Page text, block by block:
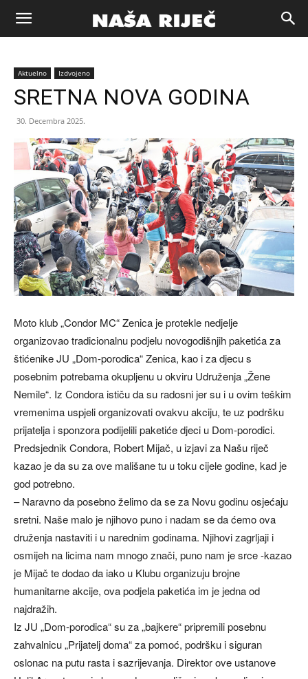
Naša
riječ
Zenica
Aktuelno Izdvojeno
SRETNA NOVA GODINA
30. Decembra 2025.
Moto klub „Condor MC“ Zenica je protekle nedjelje
organizovao tradicionalnu podjelu novogodišnjih paketića za
štićenike JU „Dom-porodica“ Zenica, kao i za djecu s
posebnim potrebama okupljenu u okviru Udruženja „Žene
Nemile“. Iz Condora ističu da su radosni jer su i u ovim teškim
vremenima uspjeli organizovati ovakvu akciju, te uz podršku
prijatelja i sponzora podijelili paketiće djeci u Dom-porodici.
Predsjednik Condora, Robert Mijač, u izjavi za Našu riječ
kazao je da su za ove mališane tu u toku cijele godine, kad je
god potrebno.
– Naravno da posebno želimo da se za Novu godinu osjećaju
sretni. Naše malo je njihovo puno i nadam se da ćemo ova
druženja nastaviti i u narednim godinama. Njihovi zagrljaji i
osmijeh na licima nam mnogo znači, puno nam je srce -kazao
je Mijač te dodao da iako u Klubu organizuju brojne
humanitarne akcije, ova podjela paketića im je jedna od
najdražih.
Iz JU „Dom-porodica“ su za „bajkere“ pripremili posebnu
zahvalnicu „Prijatelj doma“ za pomoć, podršku i siguran
oslonac na putu rasta i sazrijevanja. Direktor ove ustanove